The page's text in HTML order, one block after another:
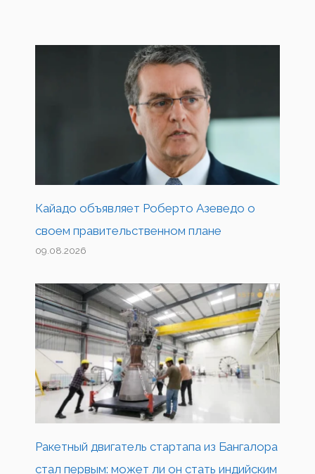
Кайадо объявляет Роберто Азеведо о
своем правительственном плане
09.08.2026
Ракетный двигатель стартапа из Бангалора
стал первым: может ли он стать индийским